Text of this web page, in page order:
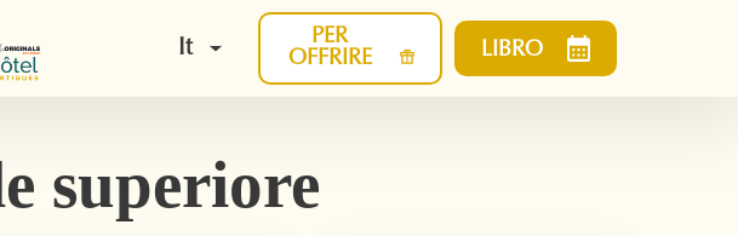
It
PER
OFFRIRE
LIBRO
superiore